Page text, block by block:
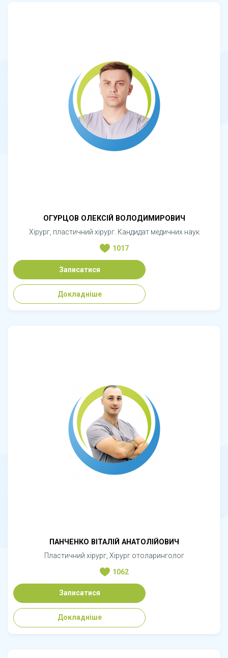
ОГУРЦОВ ОЛЕКСІЙ ВОЛОДИМИРОВИЧ
Хірург, пластичний хірург. Кандидат медичних наук
1017
Записатися
Докладніше
ПАНЧЕНКО ВІТАЛІЙ АНАТОЛІЙОВИЧ
Пластичний хірург, Хірург отоларинголог
1062
Записатися
Докладніше